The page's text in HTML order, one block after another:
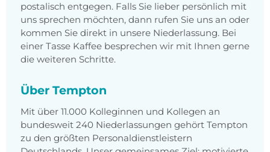
postalisch entgegen. Falls Sie lieber persönlich mit
uns sprechen möchten, dann rufen Sie uns an oder
kommen Sie direkt in unsere Niederlassung. Bei
einer Tasse Kaffee besprechen wir mit Ihnen gerne
die weiteren Schritte.
Über Tempton
Mit über 11.000 Kolleginnen und Kollegen an
bundesweit 240 Niederlassungen gehört Tempton
zu den größten Personaldienstleistern